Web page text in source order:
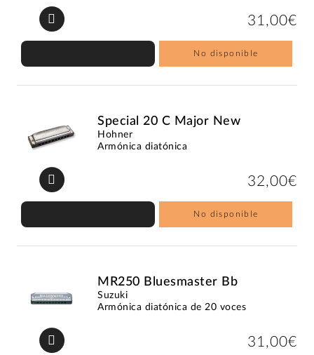
31,00€
No disponible
Special 20 C Major New
Hohner
Armónica diatónica
32,00€
No disponible
MR250 Bluesmaster Bb
Suzuki
Armónica diatónica de 20 voces
31,00€